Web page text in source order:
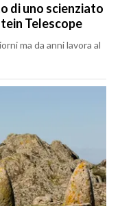
di uno scienziato
Telescope
ma da anni lavora al